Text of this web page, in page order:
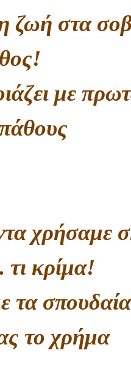
ζωή στα
με
χρήσαμε
κρίμα!
τα
το χρήμα